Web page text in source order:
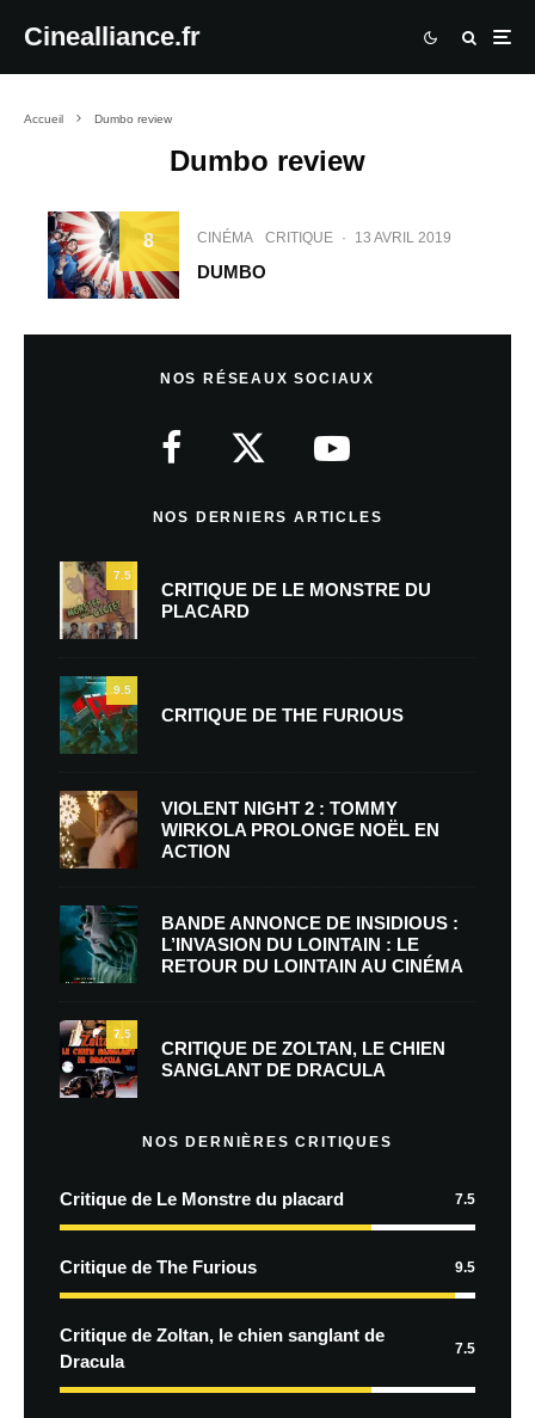
Cinealliance.fr
Accueil Dumbo review
Dumbo review
8 CINÉMA CRITIQUE · 13 AVRIL 2019
DUMBO
NOS RÉSEAUX SOCIAUX
NOS DERNIERS ARTICLES
7.5
CRITIQUE DE LE MONSTRE DU
PLACARD
9.5
CRITIQUE DE THE FURIOUS
VIOLENT NIGHT 2 : TOMMY
WIRKOLA PROLONGE NOËL EN
ACTION
BANDE ANNONCE DE INSIDIOUS :
L’INVASION DU LOINTAIN : LE
RETOUR DU LOINTAIN AU CINÉMA
7.5
CRITIQUE DE ZOLTAN, LE CHIEN
SANGLANT DE DRACULA
NOS DERNIÈRES CRITIQUES
Critique de Le Monstre du placard 7.5
Critique de The Furious 9.5
Critique de Zoltan, le chien sanglant de
Dracula
7.5